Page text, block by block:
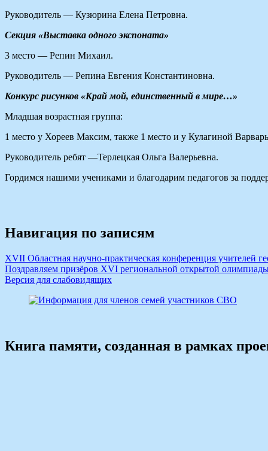
Руководитель — Кузюрина Елена Петровна.
Секция «Выставка одного экспоната»
3 место — Репин Михаил.
Руководитель — Репина Евгения Константиновна.
Конкурс рисунков «Край мой, единственный в мире…»
Младшая возрастная группа:
1 место у Хореев Максим, также 1 место и у Кулагиной
Руководитель ребят —Терлецкая Ольга Валерьевна.
Гордимся нашими учениками и благодарим педагогов за
Навигация по записям
XVII Областная научно‑практическая конференция учителей
Поздравляем призёров XVI региональной открытой
Версия для слабовидящих
Книга памяти, созданная в рамках